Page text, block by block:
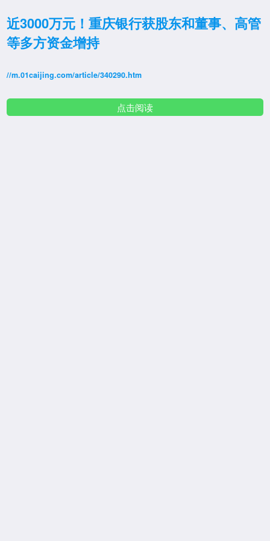
近3000万元！重庆银行获股东和董事、高管
等多方资金增持
//m.01caijing.com/article/340290.htm
点击阅读